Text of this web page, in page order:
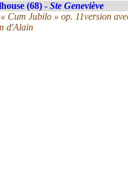
(68) - Ste Geneviève
Cum Jubilo » op. 11version
d'Alain